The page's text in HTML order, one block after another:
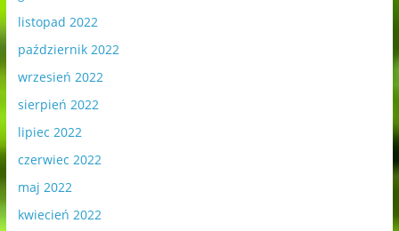
listopad 2022
październik 2022
wrzesień 2022
sierpień 2022
lipiec 2022
czerwiec 2022
maj 2022
kwiecień 2022